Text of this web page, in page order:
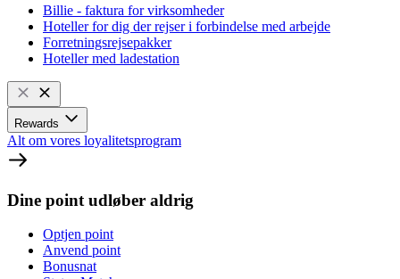
Billie - faktura for virksomheder
Hoteller for dig der rejser i forbindelse med arbejde
Forretningsrejsepakker
Hoteller med ladestation
Rewards
Alt om vores loyalitetsprogram
Dine point udløber aldrig
Optjen point
Anvend point
Bonusnat